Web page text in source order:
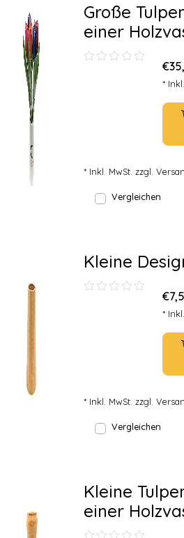
Große
einer
*
* Inkl. MwSt. zzgl.
Vergleichen
Kleine
*
* Inkl. MwSt. zzgl.
Vergleichen
Kleine
einer